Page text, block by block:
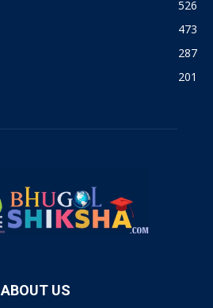
526
473
287
201
ABOUT US